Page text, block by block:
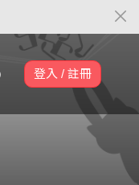
登入 / 註冊